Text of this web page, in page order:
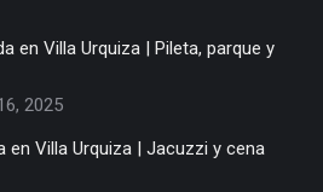
en Villa Urquiza | Pileta, parque y
2025
en Villa Urquiza | Jacuzzi y cena